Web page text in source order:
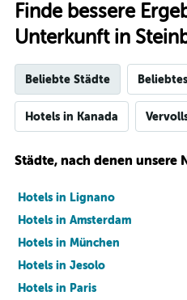
Finde bessere
Unterkunft in
Beliebte Städte
Hotels in Kanada
Städte, nach denen unsere
Hotels in Lignano
Hotels in Amsterdam
Hotels in München
Hotels in Jesolo
Hotels in Paris